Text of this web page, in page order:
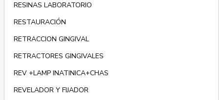
RESINAS LABORATORIO
RESTAURACIÓN
RETRACCION GINGIVAL
RETRACTORES GINGIVALES
REV +LAMP INATINICA+CHAS
REVELADOR Y FIJADOR